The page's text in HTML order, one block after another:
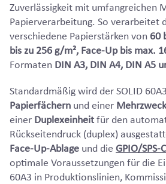
Zuverlässigkeit mit umfangreichen
Papierverarbeitung. So verarbeitet
verschiedene Papierstärken von 60
bis zu 256 g/m², Face-Up bis max.
Formaten DIN A3, DIN A4, DIN A5
Standardmäßig wird der SOLID
Papierfächern und einer
einer Duplexeinheitfür den
Rückseitendruck (duplex)
Face-Up-Ablage und die GPIO/
optimale Voraussetzungen für die
60A3 in Produktionslinien,